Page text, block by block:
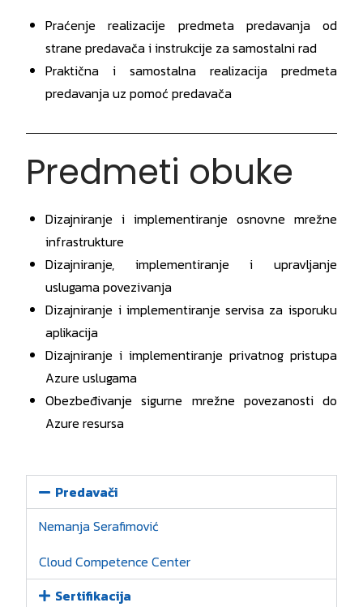
Praćenje realizacije predmeta predavanja od
strane predavača i instrukcije za samostalni rad
Praktična i samostalna realizacija predmeta
predavanja uz pomoć predavača
Predmeti obuke
Dizajniranje i implementiranje osnovne mrežne
infrastrukture
Dizajniranje, implementiranje i upravljanje
uslugama povezivanja
Dizajniranje i implementiranje servisa za isporuku
aplikacija
Dizajniranje i implementiranje privatnog pristupa
Azure uslugama
Obezbeđivanje sigurne mrežne povezanosti do
Azure resursa
Predavači
Nemanja Serafimović
Cloud Competence Center
Sertifikacija